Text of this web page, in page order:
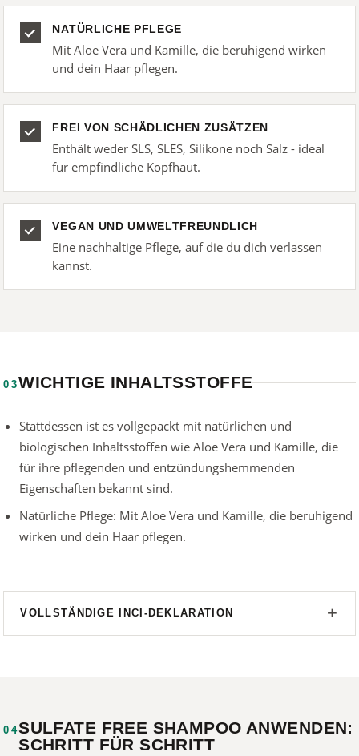
NATÜRLICHE PFLEGE
Mit Aloe Vera und Kamille, die beruhigend wirken
und dein Haar pflegen.
FREI VON SCHÄDLICHEN ZUSÄTZEN
Enthält weder SLS, SLES, Silikone noch Salz - ideal
für empfindliche Kopfhaut.
VEGAN UND UMWELTFREUNDLICH
Eine nachhaltige Pflege, auf die du dich verlassen
kannst.
03WICHTIGE INHALTSSTOFFE
Stattdessen ist es vollgepackt mit natürlichen und
biologischen Inhaltsstoffen wie Aloe Vera und Kamille, die
für ihre pflegenden und entzündungshemmenden
Eigenschaften bekannt sind.
Natürliche Pflege: Mit Aloe Vera und Kamille, die beruhigend
wirken und dein Haar pflegen.
VOLLSTÄNDIGE INCI-DEKLARATION
04SULFATE FREE SHAMPOO ANWENDEN:
SCHRITT FÜR SCHRITT